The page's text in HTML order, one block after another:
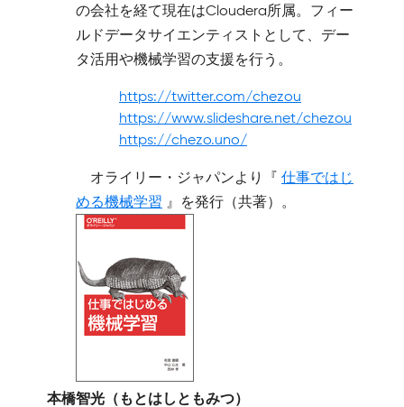
の会社を経て現在はCloudera所属。フィー
ルドデータサイエンティストとして、デー
タ活用や機械学習の支援を行う。
https://twitter.com/chezou
https://www.slideshare.net/chezou
https://chezo.uno/
オライリー・ジャパンより『 仕事ではじ
める機械学習 』を発行（共著）。
本橋智光（もとはしともみつ）